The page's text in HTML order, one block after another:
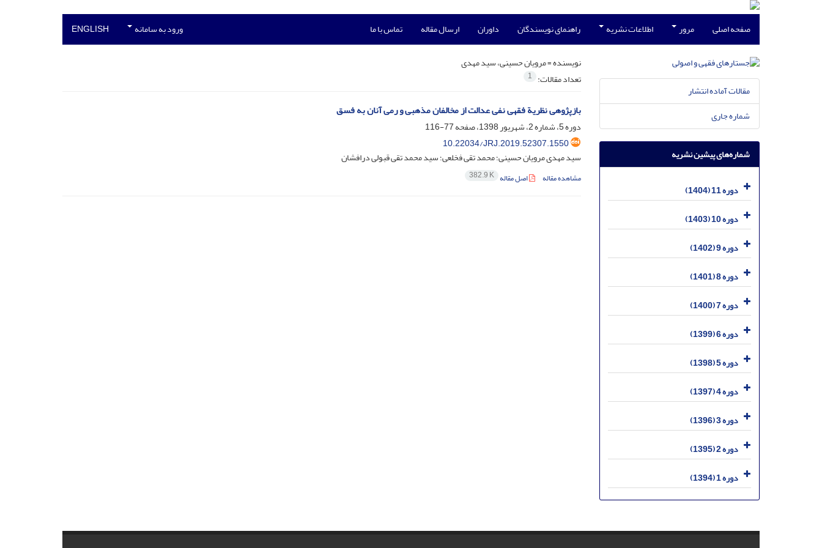
صفحه اصلی مرور اطلاعات نشریه راهنمای نویسندگان داوران ارسال مقاله تماس با ما ورود به سامانه ENGLISH
نویسنده =مرویان حسینی، سید مهدی
تعداد مقالات: 1
بازپژوهی نظریة فقهی نفی عدالت از مخالفان مذهبی و رمی آنان به فسق
دوره 5، شماره 2، شهریور 1398، صفحه
77-116
10.22034/JRJ.2019.52307.1550
سید مهدی مرویان حسینی؛ محمد تقی فخلعی؛ سید محمد تقی قبولی درافشان
مشاهده مقاله اصل مقاله 382.9 K
مقالات آماده انتشار
شماره جاری
شماره‌های پیشین نشریه
دوره 11 (1404)
دوره 10 (1403)
دوره 9 (1402)
دوره 8 (1401)
دوره 7 (1400)
دوره 6 (1399)
دوره 5 (1398)
دوره 4 (1397)
دوره 3 (1396)
دوره 2 (1395)
دوره 1 (1394)